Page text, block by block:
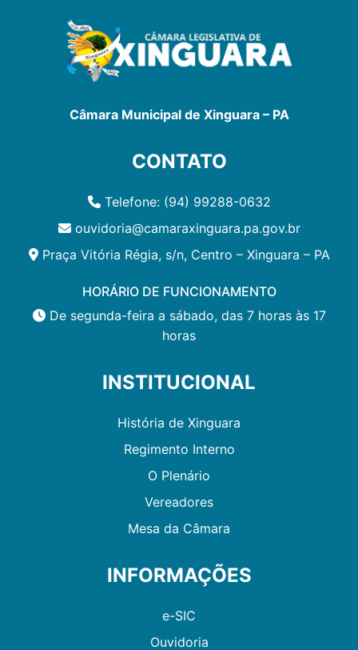
Câmara Municipal de Xinguara – PA
CONTATO
Telefone: (94) 99288-0632
ouvidoria@camaraxinguara.pa.gov.br
Praça Vitória Régia, s/n, Centro – Xinguara – PA
HORÁRIO DE FUNCIONAMENTO
De segunda-feira a sábado, das 7 horas às 17
horas
INSTITUCIONAL
História de Xinguara
Regimento Interno
O Plenário
Vereadores
Mesa da Câmara
INFORMAÇÕES
e-SIC
Ouvidoria